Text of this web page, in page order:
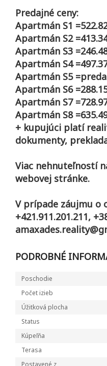
Predajné ceny:
Apartmán S1
Apartmán S2
Apartmán S3
Apartmán S4
Apartmán S5
Apartmán S6
Apartmán S7
Apartmán S8
+ kupujúci platí
dokumenty,
Viac nehnuteľností
webovej stránke.
V prípade záujmu o
+421.911.201.211,
PODROBNÉ
Poschodie
Počet izieb
Úžitková plocha
Status
Kúpeľňa
Terasa
Postavené z